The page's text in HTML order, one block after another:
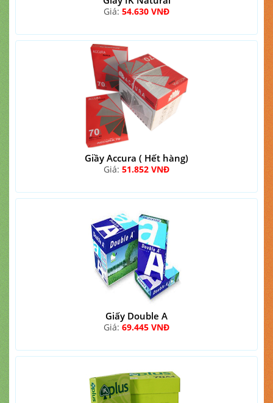
Giá: 54.630 VNĐ
Giầy Accura ( Hết hàng)
Giá: 51.852 VNĐ
Giấy Double A
Giá: 69.445 VNĐ